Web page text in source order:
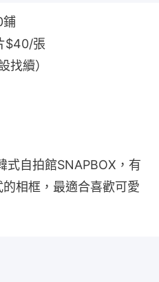
鋪
$40/張
找續）
式自拍館SNAPBOX，有
相框，最適合喜歡可愛